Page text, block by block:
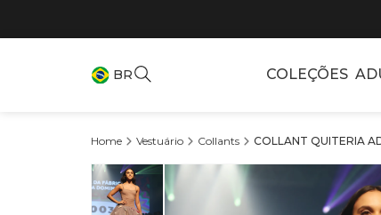
BR COLEÇÕES
Vestuário Collants COLLANT QUITERIA